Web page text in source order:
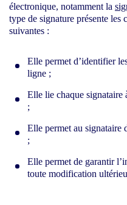
électronique, notamment la
type de signature présente les
suivantes :
Elle permet d’identifier
ligne ;
Elle lie chaque signataire
;
Elle permet au signataire
;
Elle permet de garantir
toute modification